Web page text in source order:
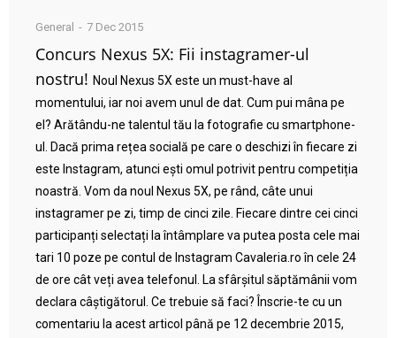
General 7 Dec 2015
Concurs Nexus 5X: Fii instagramer-ul
nostru! Noul Nexus 5X este un must-have al
momentului, iar noi avem unul de dat. Cum pui mâna pe
el? Arătându-ne talentul tău la fotografie cu smartphone-
ul. Dacă prima rețea socială pe care o deschizi în fiecare zi
este Instagram, atunci ești omul potrivit pentru competiția
noastră. Vom da noul Nexus 5X, pe rând, câte unui
instagramer pe zi, timp de cinci zile. Fiecare dintre cei cinci
participanți selectați la întâmplare va putea posta cele mai
tari 10 poze pe contul de Instagram Cavaleria.ro în cele 24
de ore cât veți avea telefonul. La sfârșitul săptămânii vom
declara câștigătorul. Ce trebuie să faci? Înscrie-te cu un
comentariu la acest articol până pe 12 decembrie 2015,